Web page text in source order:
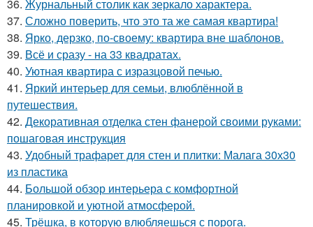
36. Журнальный столик как зеркало характера.
37. Сложно поверить, что это та же самая квартира!
38. Ярко, дерзко, по-своему: квартира вне шаблонов.
39. Всё и сразу - на 33 квадратах.
40. Уютная квартира с изразцовой печью.
41. Яркий интерьер для семьи, влюблённой в
путешествия.
42. Декоративная отделка стен фанерой своими руками:
пошаговая инструкция
43. Удобный трафарет для стен и плитки: Малага 30х30
из пластика
44. Большой обзор интерьера с комфортной
планировкой и уютной атмосферой.
45. Трёшка, в которую влюбляешься с порога.